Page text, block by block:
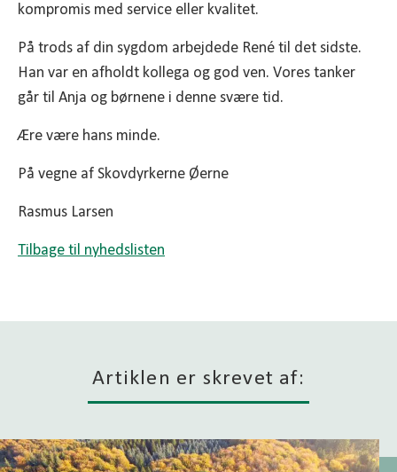
kompromis med service eller kvalitet.
På trods af din sygdom arbejdede René til det sidste.
Han var en afholdt kollega og god ven. Vores tanker
går til Anja og børnene i denne svære tid.
Ære være hans minde.
På vegne af Skovdyrkerne Øerne
Rasmus Larsen
Tilbage til nyhedslisten
Artiklen er skrevet af: